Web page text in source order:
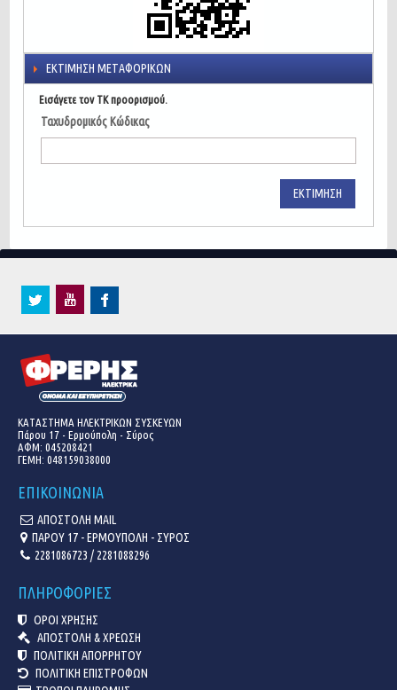
ΕΚΤΊΜΗΣΗ ΜΕΤΑΦΟΡΙΚΏΝ
Εισάγετε τον ΤΚ προορισμού.
Ταχυδρομικός Κώδικας
ΕΚΤΊΜΗΣΗ
ΚΑΤΑΣΤΗΜΑ ΗΛΕΚΤΡΙΚΩΝ ΣΥΣΚΕΥΩΝ
Πάρου 17 - Ερμούπολη - Σύρος
ΑΦΜ: 045208421
ΓΕΜΗ: 048159038000
ΕΠΙΚΟΙΝΩΝΙΑ
ΑΠΟΣΤΟΛΗ MAIL
ΠΑΡΟΥ 17 - ΕΡΜΟΥΠΟΛΗ - ΣΥΡΟΣ
2281086723 / 2281088296
ΠΛΗΡΟΦΟΡΙΕΣ
ΟΡΟΙ ΧΡΗΣΗΣ
ΑΠΟΣΤΟΛΗ & ΧΡΕΩΣΗ
ΠΟΛΙΤΙΚΗ ΑΠΟΡΡΗΤΟΥ
ΠΟΛΙΤΙΚΗ ΕΠΙΣΤΡΟΦΩΝ